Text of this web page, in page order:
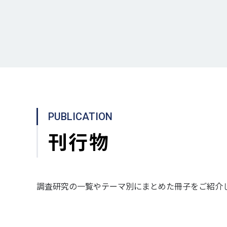
PUBLICATION
刊行物
調査研究の一覧やテーマ別にまとめた冊子をご紹介